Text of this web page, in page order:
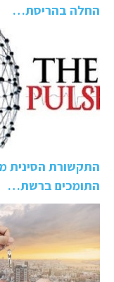
החלה בהריסת…
התקשורת הסינית
התומכים ברשת…